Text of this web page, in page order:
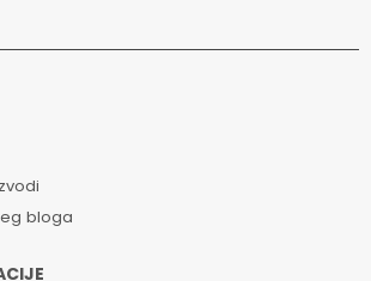
bloga